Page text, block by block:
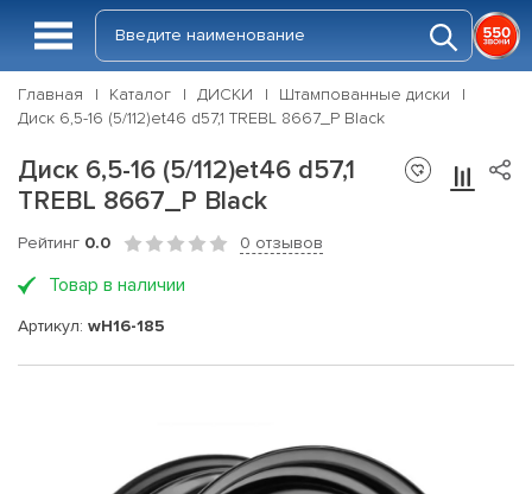
Главная Каталог ДИСКИ
Штампованные диски
Диск 6,5-16 (5/112)et46 d57,1 TREBL 8667_P Black
Диск 6,5-16 (5/112)et46 d57,1
TREBL 8667_P Black
Рейтинг 0.0 0 отзывов
Товар в наличии
Артикул: wH16-185